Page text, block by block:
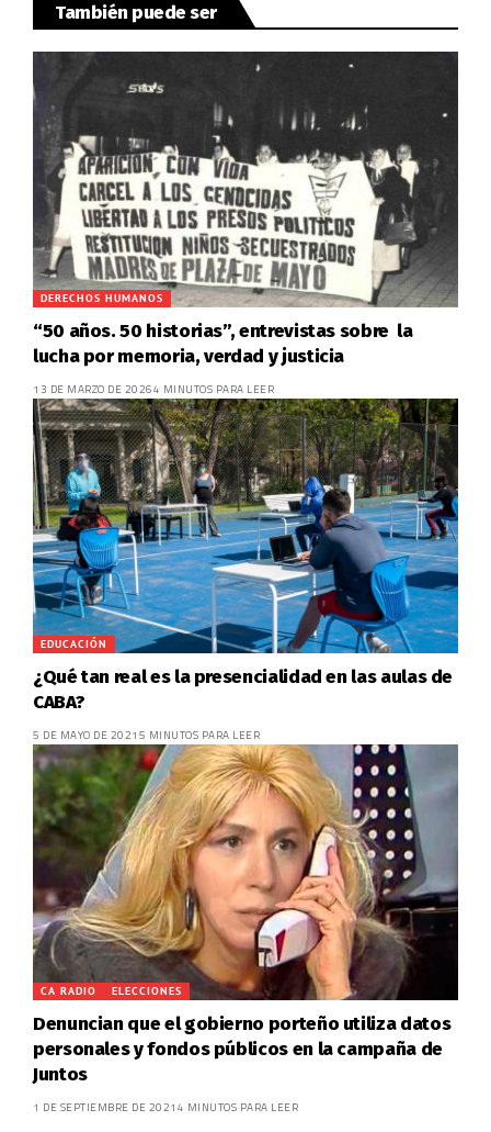
También puede ser
DERECHOS HUMANOS
“50 años. 50 historias”, entrevistas sobre la
lucha por memoria, verdad y justicia
13 DE MARZO DE 20264 MINUTOS PARA LEER
EDUCACIÓN
¿Qué tan real es la presencialidad en las aulas de
CABA?
5 DE MAYO DE 2021 5 MINUTOS PARA LEER
CA RADIO ELECCIONES
Denuncian que el gobierno porteño utiliza datos
personales y fondos públicos en la campaña de
Juntos
1 DE SEPTIEMBRE DE 2021 4 MINUTOS PARA LEER